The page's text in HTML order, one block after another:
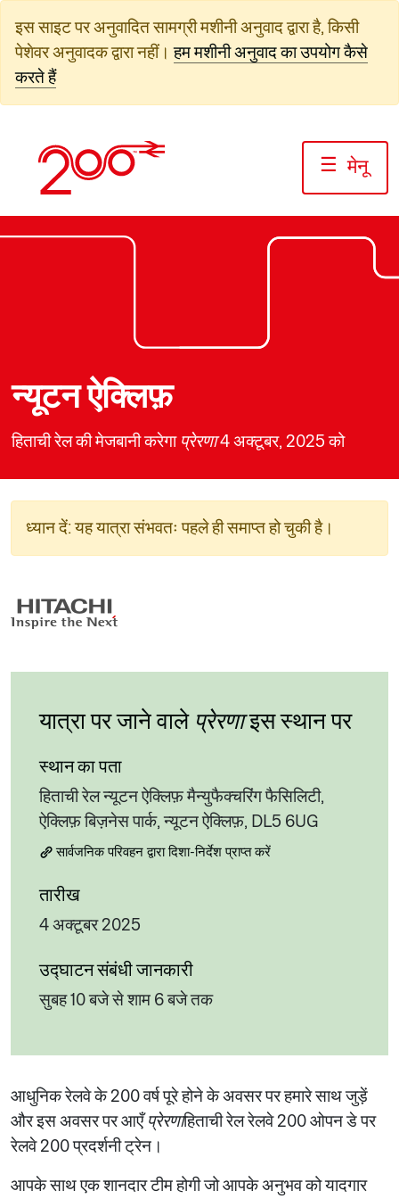
जाएं
इस साइट पर अनुवादित सामग्री मशीनी अनुवाद द्वारा है, किसी
पेशेवर अनुवादक द्वारा नहीं। हम मशीनी अनुवाद का उपयोग कैसे
करते हैं
☰ मेनू
न्यूटन ऐक्लिफ़
हिताची रेल की मेजबानी करेगा प्रेरणा4 अक्टूबर, 2025 को
ध्यान दें: यह यात्रा संभवतः पहले ही समाप्त हो चुकी है।
यात्रा पर जाने वाले प्रेरणाइस स्थान पर
स्थान का पता
हिताची रेल न्यूटन ऐक्लिफ़ मैन्युफैक्चरिंग फैसिलिटी,
ऐक्लिफ़ बिज़नेस पार्क, न्यूटन ऐक्लिफ़, DL5 6UG
सार्वजनिक परिवहन द्वारा दिशा-निर्देश प्राप्त करें
तारीख
4 अक्टूबर 2025
उद्घाटन संबंधी जानकारी
सुबह 10 बजे से शाम 6 बजे तक
आधुनिक रेलवे के 200 वर्ष पूरे होने के अवसर पर हमारे साथ जुड़ें
और इस अवसर पर आएँप्रेरणाहिताची रेल रेलवे 200 ओपन डे पर
रेलवे 200 प्रदर्शनी ट्रेन।
आपके साथ एक शानदार टीम होगी जो आपके अनुभव को यादगार